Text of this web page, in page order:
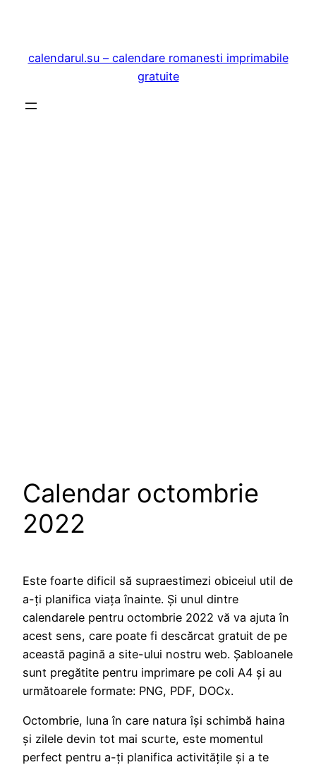
conținut
calendarul.su – calendare romanesti imprimabile
gratuite
Calendar octombrie
2022
Este foarte dificil să supraestimezi obiceiul util de
a-ți planifica viața înainte. Și unul dintre
calendarele pentru octombrie 2022 vă va ajuta în
acest sens, care poate fi descărcat gratuit de pe
această pagină a site-ului nostru web. Șabloanele
sunt pregătite pentru imprimare pe coli A4 și au
următoarele formate: PNG, PDF, DOCx.
Octombrie, luna în care natura își schimbă haina
și zilele devin tot mai scurte, este momentul
perfect pentru a-ți planifica activitățile și a te